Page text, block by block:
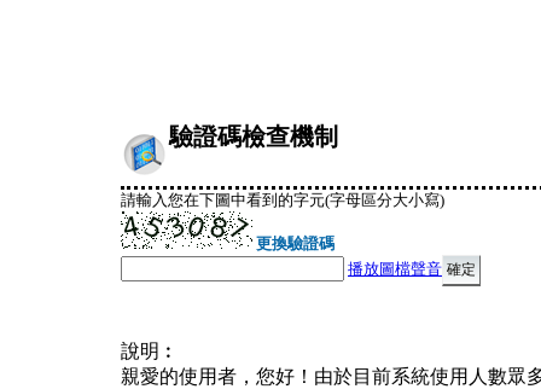
驗證碼檢查機制
請輸入您在下圖中看到的字元(字母區分大小寫)
更換驗證碼
播放圖檔聲音
說明︰
親愛的使用者，您好！由於目前系統使用人數眾